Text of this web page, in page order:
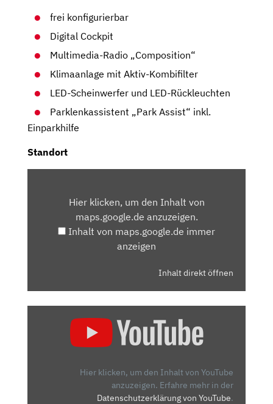
frei konfigurierbar
Digital Cockpit
Multimedia-Radio „Composition“
Klimaanlage mit Aktiv-Kombifilter
LED-Scheinwerfer und LED-Rückleuchten
Parklenkassistent „Park Assist“ inkl.
Einparkhilfe
Standort
MAPS.GOOGLE.DEHier klicken, um den Inhalt von
maps.google.de anzuzeigen.
Inhalt von maps.google.de immer
anzeigen
Inhalt direkt öffnen
Hier klicken, um den Inhalt von YouTube
anzuzeigen. Erfahre mehr in der
Datenschutzerklärung von YouTube.